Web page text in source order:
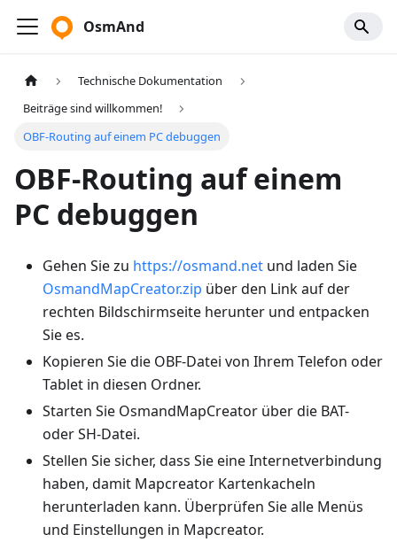
OsmAnd
Technische Dokumentation
Beiträge sind willkommen!
OBF-Routing auf einem PC debuggen
OBF-Routing auf einem
PC debuggen
Gehen Sie zu https://osmand.net und laden Sie
OsmandMapCreator.zip über den Link auf der
rechten Bildschirmseite herunter und entpacken
Sie es.
Kopieren Sie die OBF-Datei von Ihrem Telefon oder
Tablet in diesen Ordner.
Starten Sie OsmandMapCreator über die BAT-
oder SH-Datei.
Stellen Sie sicher, dass Sie eine Internetverbindung
haben, damit Mapcreator Kartenkacheln
herunterladen kann. Überprüfen Sie alle Menüs
und Einstellungen in Mapcreator.